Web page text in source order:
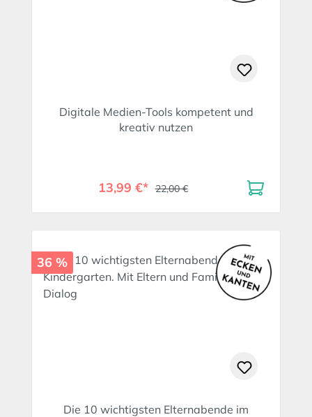
Digitale Medien-Tools kompetent und
kreativ nutzen
13,99 €* 22,00 €
36 %
Die 10 wichtigsten Elternabende im